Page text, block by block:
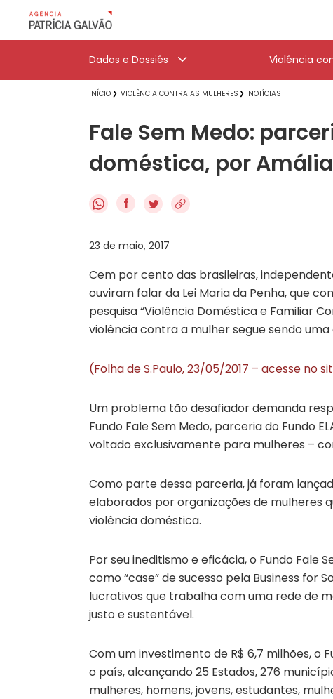
Dados e Dossiês Violência
INÍCIO VIOLÊNCIA CONTRA AS MULHERES NOTÍCIAS
Fale Sem Medo:
doméstica, por
f
23 de maio, 2017
Cem por cento das brasileiras,
ouviram falar da Lei Maria da Penha, que
pesquisa “Violência Doméstica e Familiar
violência contra a mulher segue sendo
(Folha de S.Paulo, 23/05/2017 – acesse no
Um problema tão desafiador demanda
Fundo Fale Sem Medo, parceria do Fundo
voltado exclusivamente para mulheres –
Como parte dessa parceria, já foram
elaborados por organizações de mulheres
violência doméstica.
Por seu ineditismo e eficácia, o Fundo
como “case” de sucesso pela Business for
lucrativos que trabalha com uma rede de
justo e sustentável.
Com um investimento de R$ 6,7 milhões, o
o país, alcançando 25 Estados, 276
mulheres, homens, jovens, estudantes,